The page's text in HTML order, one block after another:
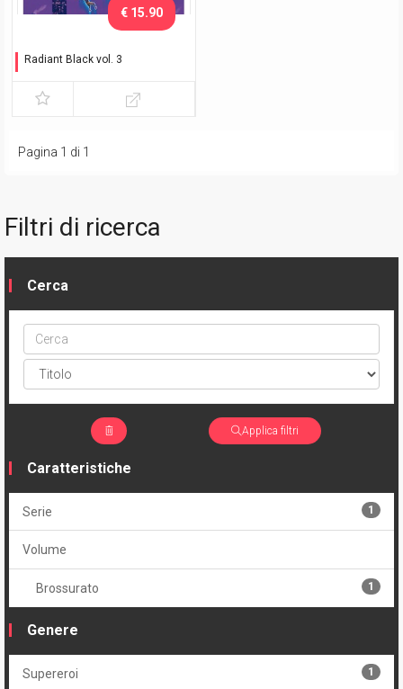
Radiant Black vol. 3
€ 15.90
Pagina 1 di 1
Filtri di ricerca
Cerca
Cerca
ptype
Applica filtri
Caratteristiche
Serie 1
Volume
Brossurato 1
Genere
Supereroi 1